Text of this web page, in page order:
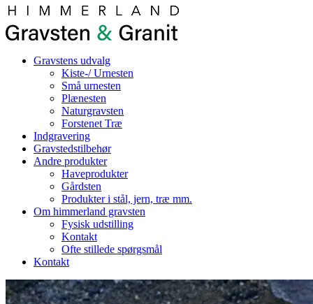
Gravstens udvalg
Kiste-/ Urnesten
Små urnesten
Plænesten
Naturgravsten
Forstenet Træ
Indgravering
Gravstedstilbehør
Andre produkter
Haveprodukter
Gårdsten
Produkter i stål, jern, træ mm.
Om himmerland gravsten
Fysisk udstilling
Kontakt
Ofte stillede spørgsmål
Kontakt